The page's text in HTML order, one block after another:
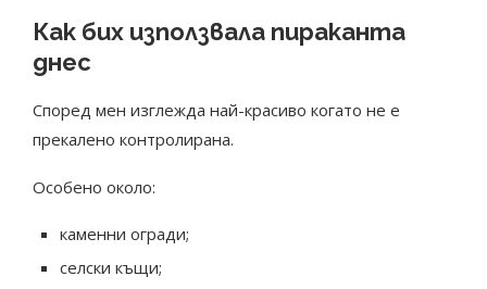
Как бих използвала пираканта
днес
Според мен изглежда най-красиво когато не е
прекалено контролирана.
Особено около:
каменни огради;
селски къщи;